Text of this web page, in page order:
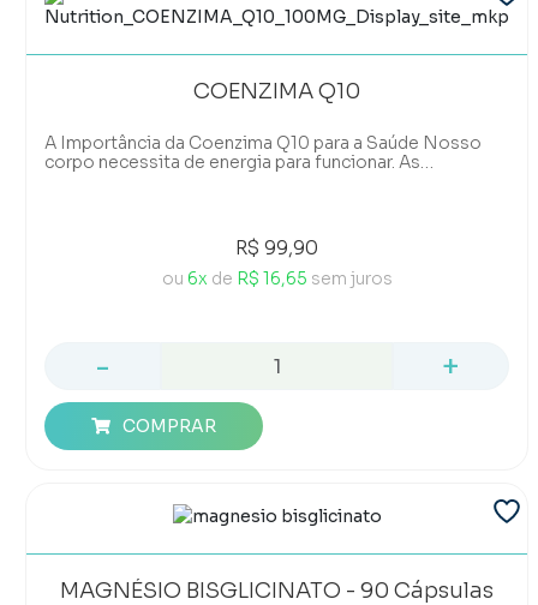
COENZIMA Q10
A Importância da Coenzima Q10 para a Saúde Nosso
corpo necessita de energia para funcionar. As
ubiquinona ou CoQ10, essa coenzima é naturalmente
produzida pelo organismo. Contudo, é possível obtê-
la, também, por meio de uma alimentação equilibrada e
saudáveis dessa substância essencial para o
metabolismo.
R$ 99,90
ou 6x de R$ 16,65 sem juros
- +
COMPRAR
MAGNÉSIO BISGLICINATO - 90 Cápsulas